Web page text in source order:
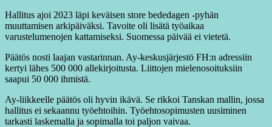
Hallitus ajoi 2023 läpi keväisen store bededagen -pyhän
muuttamisen arkipäiväksi. Tavoite oli lisätä työaikaa
varustelumenojen kattamiseksi. Suomessa päivää ei vietetä.
Päätös nosti laajan vastarinnan. Ay-keskusjärjestö FH:n adressiin
kertyi lähes 500 000 allekirjoitusta. Liittojen mielenosoituksiin
saapui 50 000 ihmistä.
Ay-liikkeelle päätös oli hyvin ikävä. Se rikkoi Tanskan mallin, jossa
hallitus ei sekaannu työehtoihin. Työehtosopimusten uusiminen
tarkasti laskemalla ja sopimalla toi paljon vaivaa.